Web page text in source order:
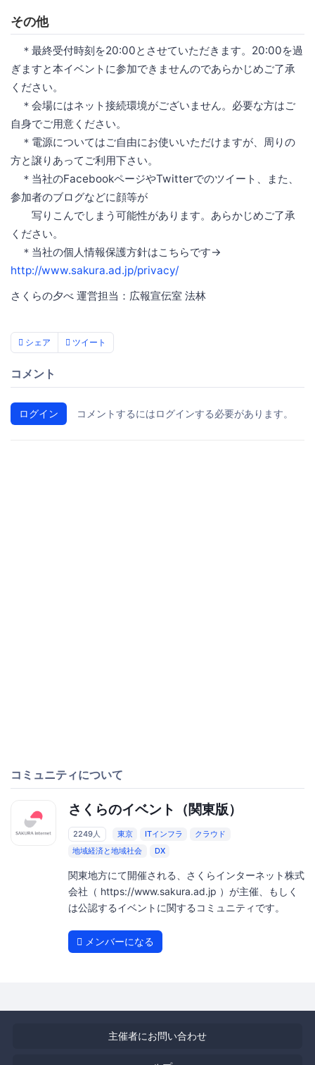
その他
＊最終受付時刻を20:00とさせていただきます。20:00を過
ぎますと本イベントに参加できませんのであらかじめご了承
ください。
＊会場にはネット接続環境がございません。必要な方はご
自身でご用意ください。
＊電源についてはご自由にお使いいただけますが、周りの
方と譲りあってご利用下さい。
＊当社のFacebookページやTwitterでのツイート、また、
参加者のブログなどに顔等が
写りこんでしまう可能性があります。あらかじめご了承
ください。
＊当社の個人情報保護方針はこちらです→
http://www.sakura.ad.jp/privacy/
さくらの夕べ 運営担当：広報宣伝室 法林
シェア ツイート
コメント
ログイン コメントするにはログインする必要があります。
コミュニティについて
さくらのイベント（関東版）
2249人 東京 ITインフラ
クラウド
地域経済と地域社会
DX
関東地方にて開催される、さくらインターネット株式
会社（ https://www.sakura.ad.jp ）が主催、もしく
は公認するイベントに関するコミュニティです。
メンバーになる
主催者にお問い合わせ